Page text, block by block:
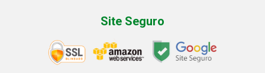
Site Seguro